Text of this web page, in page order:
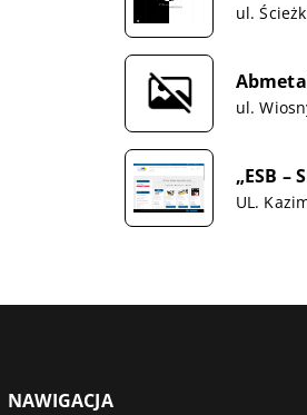
ul.
ul.
„ESB –
UL.
NAWIGACJA